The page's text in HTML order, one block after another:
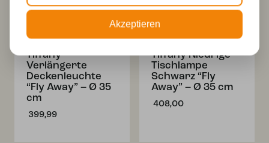
Tiffany
Verlängerte
Deckenleuchte
“Fly Away” – Ø 35
cm
399,99
Tiffany Niedrige
Tischlampe
Schwarz “Fly
Away” – Ø 35 cm
408,00
Akzeptieren